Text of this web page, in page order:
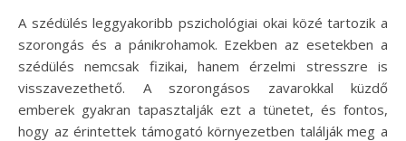
A szédülés leggyakoribb pszichológiai okai közé tartozik a
szorongás és a pánikrohamok. Ezekben az esetekben a
szédülés nemcsak fizikai, hanem érzelmi stresszre is
visszavezethető. A szorongásos zavarokkal küzdő
emberek gyakran tapasztalják ezt a tünetet, és fontos,
hogy az érintettek támogató környezetben találják meg a